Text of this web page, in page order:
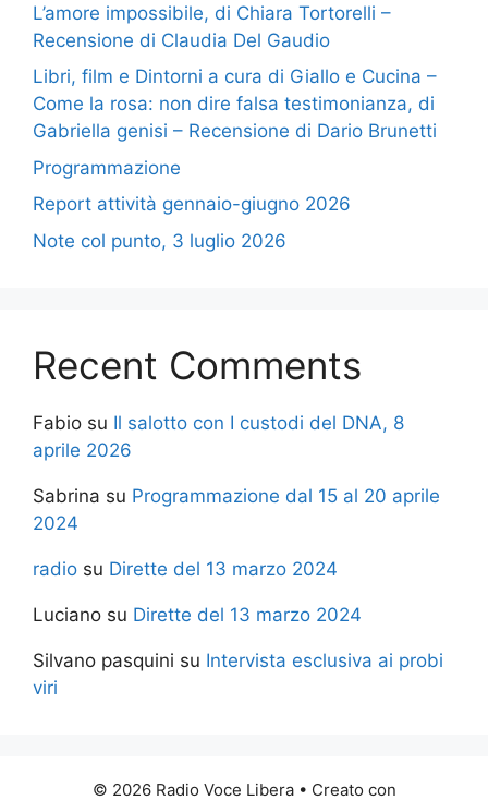
L’amore impossibile, di Chiara Tortorelli –
Recensione di Claudia Del Gaudio
Libri, film e Dintorni a cura di Giallo e Cucina –
Come la rosa: non dire falsa testimonianza, di
Gabriella genisi – Recensione di Dario Brunetti
Programmazione
Report attività gennaio-giugno 2026
Note col punto, 3 luglio 2026
Recent Comments
Fabio su Il salotto con I custodi del DNA, 8
aprile 2026
Sabrina su Programmazione dal 15 al 20 aprile
2024
radio su Dirette del 13 marzo 2024
Luciano su Dirette del 13 marzo 2024
Silvano pasquini su Intervista esclusiva ai probi
viri
© 2026 Radio Voce Libera• Creato con